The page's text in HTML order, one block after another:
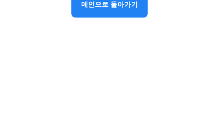
메인으로 돌아가기